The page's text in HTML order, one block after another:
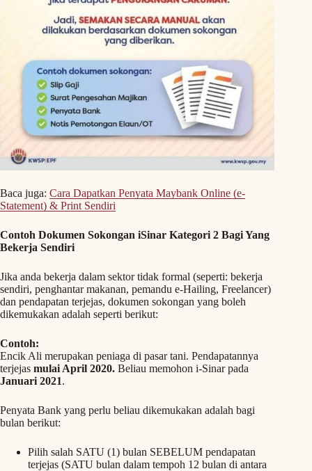
Baca juga: Cara Dapatkan Penyata Maybank Online (e-
Statement) & Print Sendiri
Contoh Dokumen Sokongan iSinar Kategori 2 Bagi Yang
Bekerja Sendiri
Jika anda bekerja dalam sektor tidak formal (seperti: bekerja
sendiri, penghantar makanan, pemandu e-Hailing, Freelancer)
dan pendapatan terjejas, dokumen sokongan yang boleh
dikemukakan adalah seperti berikut:
Contoh:
Encik Ali merupakan peniaga di pasar tani. Pendapatannya
terjejas mulai April 2020. Beliau memohon i-Sinar pada
Januari 2021.
Penyata Bank yang perlu beliau dikemukakan adalah bagi
bulan berikut:
Pilih salah SATU (1) bulan SEBELUM pendapatan
terjejas (SATU bulan dalam tempoh 12 bulan di antara